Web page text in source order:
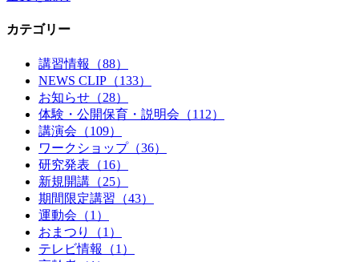
カテゴリー
講習情報（88）
NEWS CLIP（133）
お知らせ（28）
体験・公開保育・説明会（112）
講演会（109）
ワークショップ（36）
研究発表（16）
新規開講（25）
期間限定講習（43）
運動会（1）
おまつり（1）
テレビ情報（1）